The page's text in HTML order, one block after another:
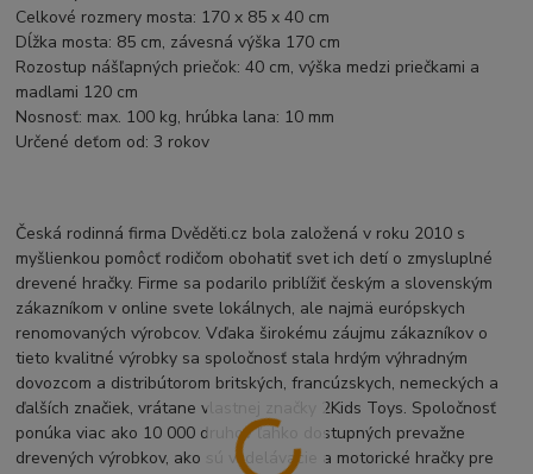
Celkové rozmery mosta: 170 x 85 x 40 cm
Dĺžka mosta: 85 cm, závesná výška 170 cm
Rozostup nášľapných priečok: 40 cm, výška medzi priečkami a
madlami 120 cm
Nosnosť: max. 100 kg, hrúbka lana: 10 mm
Určené deťom od: 3 rokov
Česká rodinná firma Dvěděti.cz bola založená v roku 2010 s
myšlienkou pomôcť rodičom obohatiť svet ich detí o zmysluplné
drevené hračky. Firme sa podarilo priblížiť českým a slovenským
zákazníkom v online svete lokálnych, ale najmä európskych
renomovaných výrobcov. Vďaka širokému záujmu zákazníkov o
tieto kvalitné výrobky sa spoločnosť stala hrdým výhradným
dovozcom a distribútorom britských, francúzskych, nemeckých a
ďalších značiek, vrátane vlastnej značky 2Kids Toys. Spoločnosť
ponúka viac ako 10 000 druhov ľahko dostupných prevažne
drevených výrobkov, ako sú vzdelávacie a motorické hračky pre